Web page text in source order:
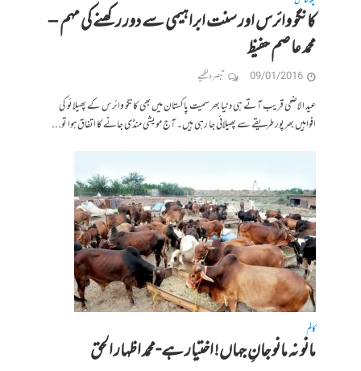
کانگو وائرس اور سنت ابراہیمی سے دور رکھنے کی مہم –
محمد عاصم حفیظ
09/01/2016 تبصرہ لکھیے
عید الاضحی قریب آتے ہی دنیا بھر سمیت پاکستان میں بھی کانگو وائرس کے پھیلائو کی
افواہیں بھرپور طریقے سے پھیلائی جا رہی ہیں۔ آج مویشی منڈی جانے کا اتفاق ہوا تو...
کالم
مانو نہ مانو جانِ جہاں! اختیار ہے-محمد اظہار الحق